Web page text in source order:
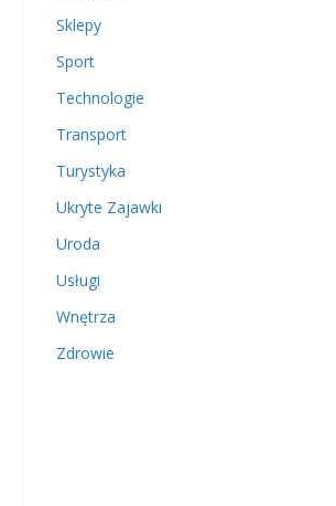
Sklepy
Sport
Technologie
Transport
Turystyka
Ukryte Zajawki
Uroda
Usługi
Wnętrza
Zdrowie